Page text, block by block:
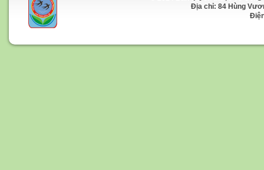
Địa chỉ: 84 Hùng Vương
Điện